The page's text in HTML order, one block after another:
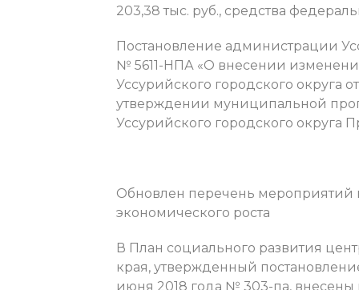
203,38 тыс. руб., средства
Постановление администрации
№ 5611-НПА «О внесении
Уссурийского городского округа
утверждении муниципальной
Уссурийского городского округа
Обновлен перечень мероприятий
экономического роста
В План социального развития
края, утвержденный
июня 2018 года № 303-па,